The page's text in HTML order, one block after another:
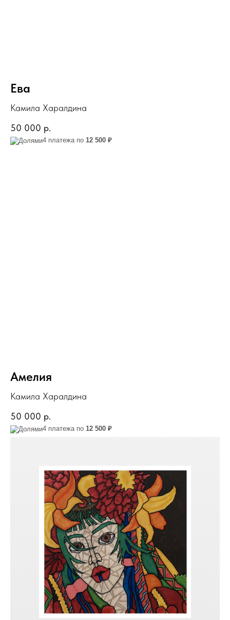
Ева
Камила Харалдина
50 000 р.
4 платежа по 12 500 ₽
Амелия
Камила Харалдина
50 000 р.
4 платежа по 12 500 ₽